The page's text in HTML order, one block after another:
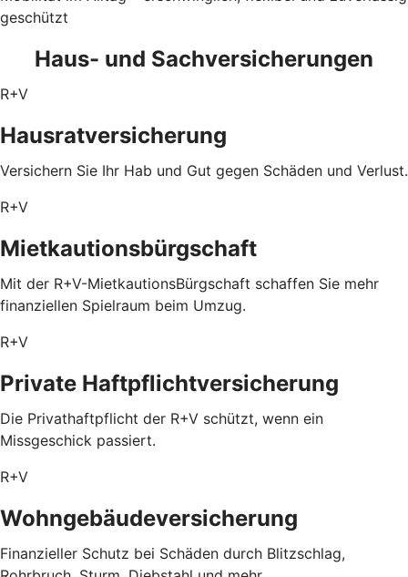
geschützt
Haus- und Sachversicherungen
R+V
Hausratversicherung
Versichern Sie Ihr Hab und Gut gegen Schäden und Verlust.
R+V
Mietkautionsbürgschaft
Mit der R+V-MietkautionsBürgschaft schaffen Sie mehr
finanziellen Spielraum beim Umzug.
R+V
Private Haftpflichtversicherung
Die Privathaftpflicht der R+V schützt, wenn ein
Missgeschick passiert.
R+V
Wohngebäudeversicherung
Finanzieller Schutz bei Schäden durch Blitzschlag,